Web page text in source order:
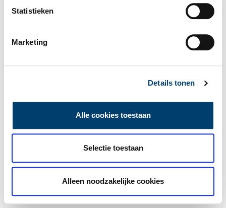
Statistieken
Marketing
Details tonen
Alle cookies toestaan
Selectie toestaan
Alleen noodzakelijke cookies